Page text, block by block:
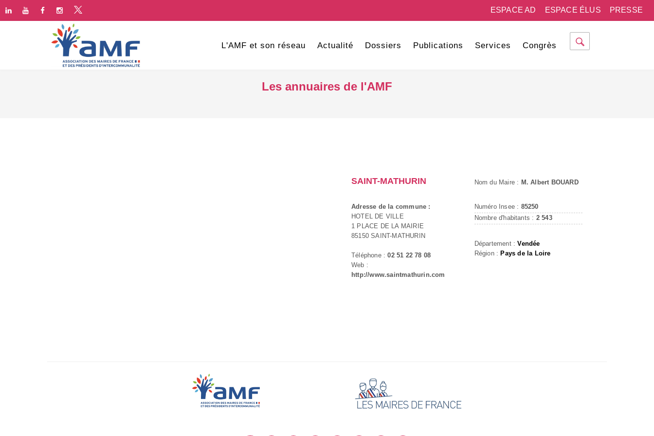
PRESSE
ESPACE ÉLUS
ESPACE AD
L'AMF et son réseau Actualité Dossiers Publications Services Congrès
Les annuaires de l'AMF
SAINT-MATHURIN
Adresse de la commune :
HOTEL DE VILLE
1 PLACE DE LA MAIRIE
85150 SAINT-MATHURIN
Téléphone :02 51 22 78 08
Web :
http://www.saintmathurin.com
Nom du Maire : M. Albert BOUARD
Numéro Insee : 85250
Nombre d'habitants : 2 543
Département :Vendée
Région : Pays de la Loire